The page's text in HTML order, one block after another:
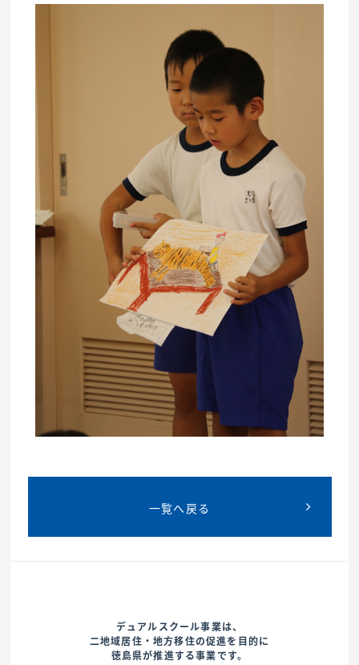
一覧へ戻る
デュアルスクール事業は、
二地域居住・地方移住の促進を目的に
徳島県が推進する事業です。